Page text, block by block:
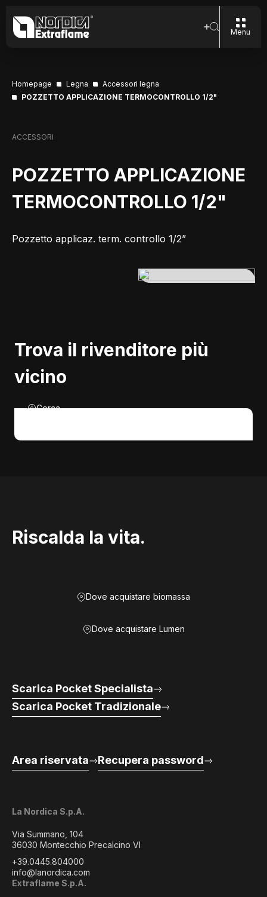
Menu
Homepage Legna
Accessori legna
POZZETTO APPLICAZIONE TERMOCONTROLLO 1/2"
ACCESSORI
POZZETTO APPLICAZIONE
TERMOCONTROLLO 1/2"
Pozzetto applicaz. term. controllo 1/2”
Trova il rivenditore più
vicino
Cerca
Riscalda la vita.
Dove acquistare biomassa
Dove acquistare Lumen
La Nordica S.p.A.
Via Summano, 104
36030 Montecchio Precalcino VI
+39.0445.804000
info@lanordica.com
Extraflame S.p.A.
Scarica Pocket Specialista
Scarica Pocket Tradizionale
Area riservata Recupera password